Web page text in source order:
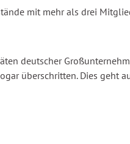
mit mehr als drei
deutscher
überschritten. Dies geht